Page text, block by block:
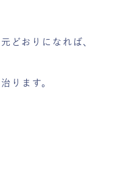
どおりになれば、
ります。